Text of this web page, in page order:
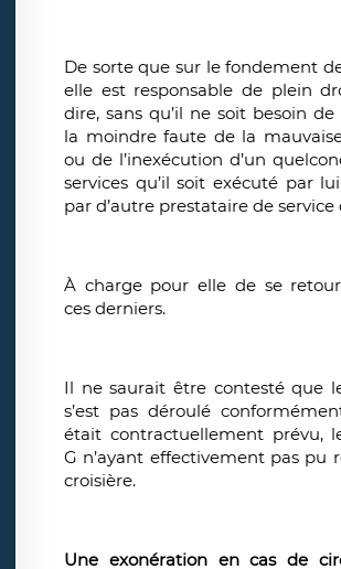
De sorte que sur le fondement
elle est responsable de plein
dire, sans qu’il ne soit besoin
la moindre faute de la
ou de l’inexécution d’un
services qu’il soit exécuté par
par d’autre prestataire de service
À charge pour elle de se
ces derniers.
Il ne saurait être contesté que
s’est pas déroulé
était contractuellement prévu,
G n’ayant effectivement pas pu
croisière.
Une exonération en cas de